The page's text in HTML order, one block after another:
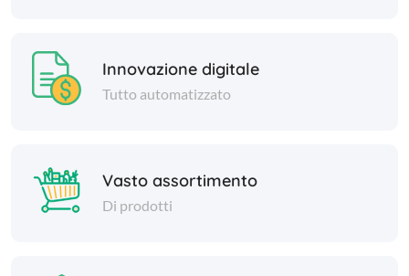
Innovazione digitale
Tutto automatizzato
Vasto assortimento
Di prodotti